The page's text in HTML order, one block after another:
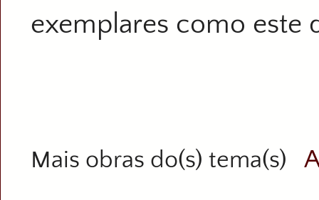
exemplares como este
Mais obras do(s) tema(s)